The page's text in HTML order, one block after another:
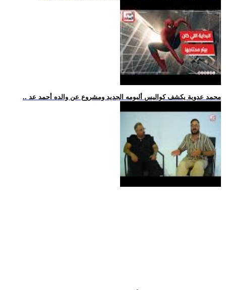
.. محمد عدوية يكشف كواليس ألبومه الجديد ومشروع عن والده أحمد عد